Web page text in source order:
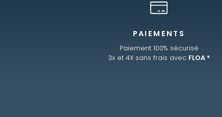
PAIEMENTS
Paiement 100% sécurisé
3x et 4X sans frais avec FLOA *